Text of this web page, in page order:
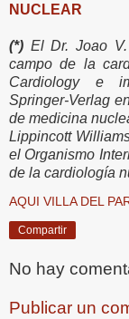
NUCLEAR
(*) El Dr. Joao
campo de la
Cardiology e
Springer-Verlag
de medicina
Lippincott
el Organismo
de la cardiología
AQUI VILLA DEL
Compartir
No hay
Publicar un